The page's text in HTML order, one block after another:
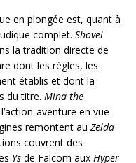
en plongée est, quant à
complet. Shovel
la tradition directe de
dont les règles, les
établis et dont la
du titre. Mina the
aventure en vue
remontent au Zelda
couvrent des
Ys de Falcom aux Hyper